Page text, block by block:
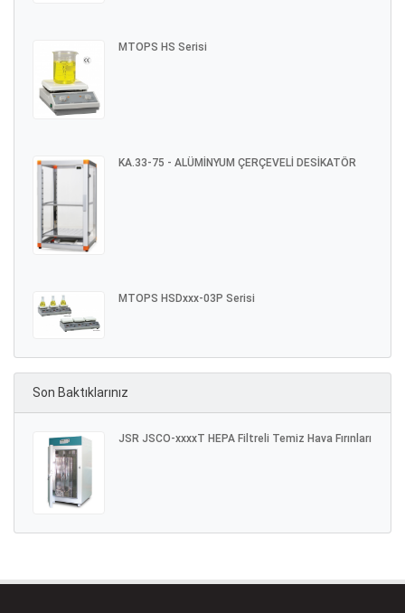
MTOPS HS Serisi
KA.33-75 - ALÜMİNYUM ÇERÇEVELİ DESİKATÖR
MTOPS HSDxxx-03P Serisi
Son Baktıklarınız
JSR JSCO-xxxxT HEPA Filtreli Temiz Hava Fırınları